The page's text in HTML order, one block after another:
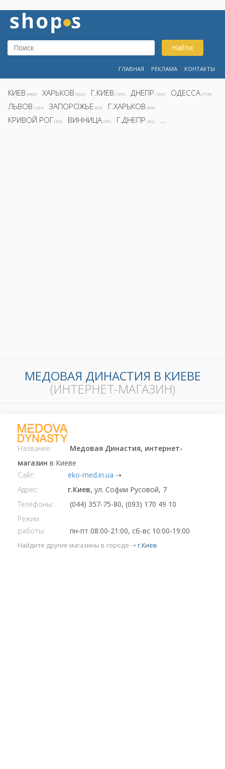
Найти
ГЛАВНАЯ РЕКЛАМА КОНТАКТЫ
КИЕВ (8800) ХАРЬКОВ (5922) Г.КИЕВ (1995) ДНЕПР (1692) ОДЕССА (1578)
ЛЬВОВ (1282) ЗАПОРОЖЬЕ (855) Г.ХАРЬКОВ (808)
КРИВОЙ РОГ (392) ВИННИЦА (390) Г.ДНЕПР (362) ...
МЕДОВАЯ ДИНАСТИЯ В КИЕВЕ
(ИНТЕРНЕТ-МАГАЗИН)
Название:
Медовая Династия, интернет-
магазин в Киеве
Сайт:
eko-med.in.ua ⇢
Адрес:
г.Киев, ул. Софии Русовой, 7
Телефоны:
(044) 357-75-80, (093) 170 49 10
Режим
работы:
пн-пт 08:00-21:00, сб-вс 10:00-19:00
Найдите другие магазины в городе ⇢ г.Киев